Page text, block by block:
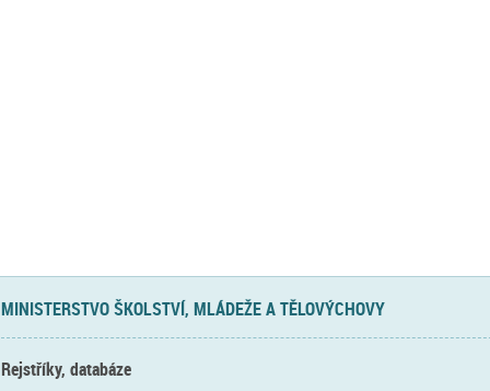
MINISTERSTVO ŠKOLSTVÍ, MLÁDEŽE A TĚLOVÝCHOVY
Rejstříky, databáze